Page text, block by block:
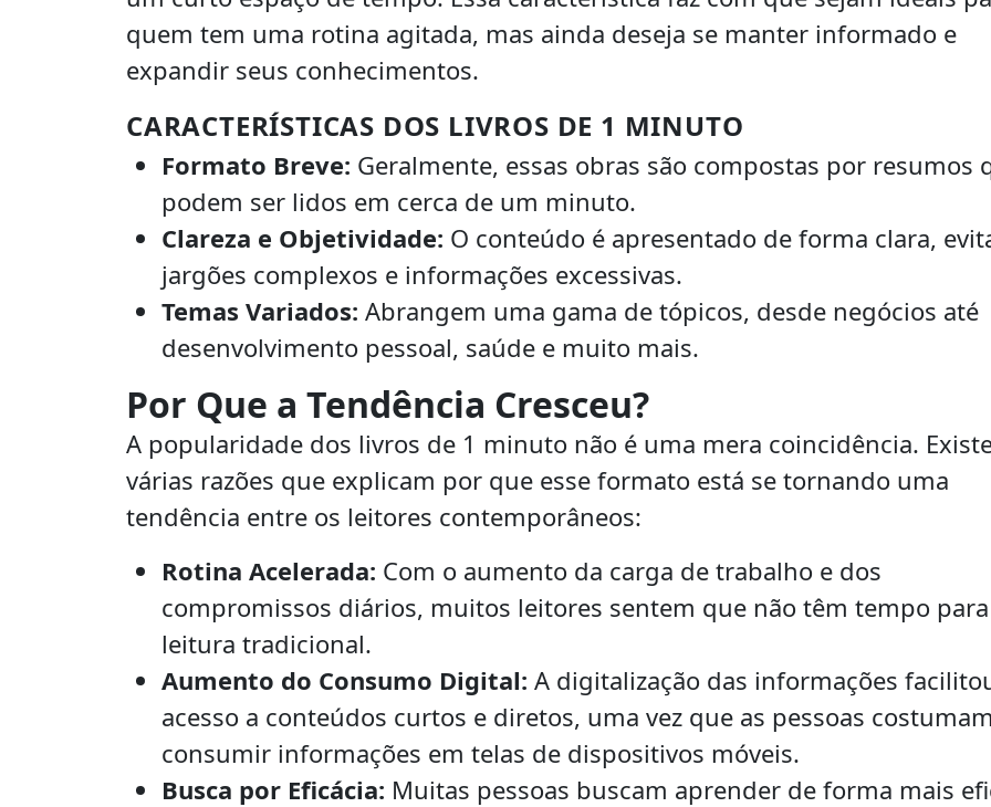
quem tem uma rotina agitada, mas ainda deseja se manter informado e
expandir seus conhecimentos.
CARACTERÍSTICAS DOS LIVROS DE 1 MINUTO
Formato Breve: Geralmente, essas obras são compostas por resumos
podem ser lidos em cerca de um minuto.
Clareza e Objetividade: O conteúdo é apresentado de forma clara,
jargões complexos e informações excessivas.
Temas Variados: Abrangem uma gama de tópicos, desde negócios até
desenvolvimento pessoal, saúde e muito mais.
Por Que a Tendência Cresceu?
A popularidade dos livros de 1 minuto não é uma mera coincidência.
várias razões que explicam por que esse formato está se tornando uma
tendência entre os leitores contemporâneos:
Rotina Acelerada: Com o aumento da carga de trabalho e dos
compromissos diários, muitos leitores sentem que não têm tempo
leitura tradicional.
Aumento do Consumo Digital: A digitalização das informações
acesso a conteúdos curtos e diretos, uma vez que as pessoas
consumir informações em telas de dispositivos móveis.
Busca por Eficácia: Muitas pessoas buscam aprender de forma mais